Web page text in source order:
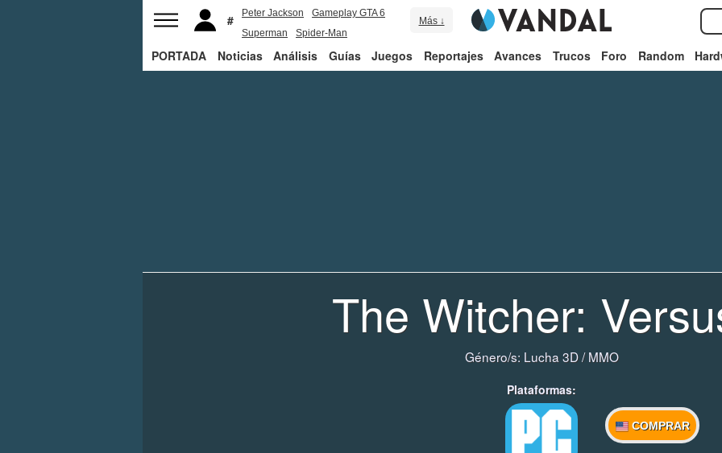
Peter Jackson
Gameplay GTA 6
Superman
Spider-Man
Más ↓
PORTADA Noticias Análisis Guías Juegos Reportajes Avances Trucos Foro Random
The Witcher:
Género/s: Lucha 3D/MMO
Plataformas:
COMPRAR